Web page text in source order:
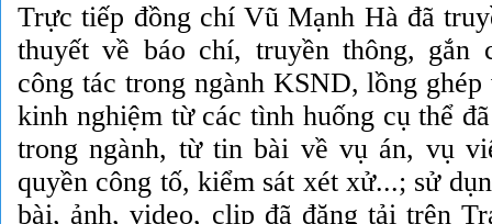
Trực tiếp đồng chí Vũ Mạnh Hà đã
thuyết về báo chí, truyền thông, gắn
công tác trong ngành KSND, lồng
kinh nghiệm từ các tình huống cụ thể
trong ngành, từ tin bài về vụ án, vụ
quyền công tố, kiểm sát xét xử...; sử
bài, ảnh, video, clip đã đăng tải trên